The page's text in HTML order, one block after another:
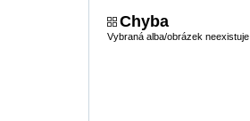
Chyba
Vybraná alba/obrázek neexistuje